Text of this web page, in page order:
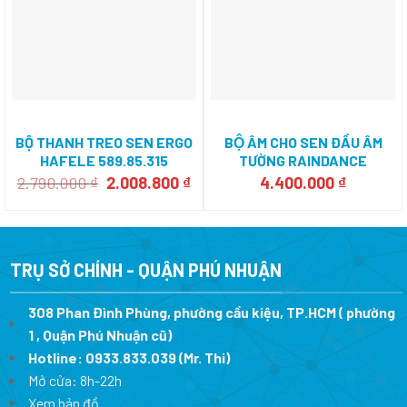
BỘ THANH TREO SEN ERGO
HAFELE 589.85.315
2.790.000₫ Giá
2.790.000 ₫.
2.008.800 ₫Giá
là:
BỘ ÂM CHO SEN ĐẦU ÂM
TƯỜNG RAINDANCE
RAINMAKER HAFELE
4.400.000 ₫
TRỤ SỞ CHÍNH - QUẬN PHÚ NHUẬN
308 Phan Đình Phùng, phường cầu kiệu, TP.HCM ( phường
1 , Quận Phú Nhuận cũ)
Hotline: 0933.833.039(Mr. Thi)
Mở cửa: 8h-22h
Xem bản đồ